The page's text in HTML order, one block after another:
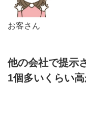
お客さん
他の会社で提示
1個多いくらい高